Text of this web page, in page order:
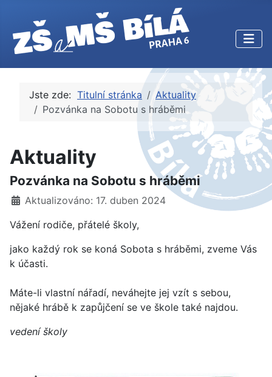
Jste zde: Titulní stránka
Aktuality
Pozvánka na Sobotu s hráběmi
Aktuality
Pozvánka na Sobotu s hráběmi
Základní údaje
Aktualizováno: 17. duben 2024
Vážení rodiče, přátelé školy,
jako každý rok se koná Sobota s hráběmi, zveme Vás
k účasti.
Máte-li vlastní nářadí, neváhejte jej vzít s sebou,
nějaké hrábě k zapůjčení se ve škole také najdou.
vedení školy